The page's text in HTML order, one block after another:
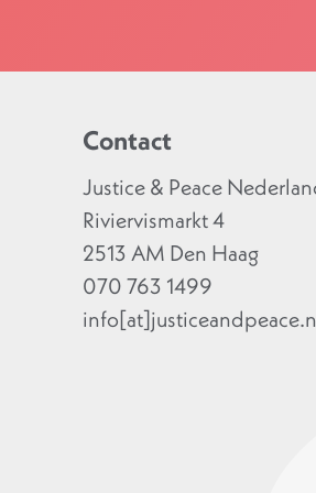
Contact
Justice & Peace
Riviervismarkt 4
2513 AM Den Haag
070 763 1499